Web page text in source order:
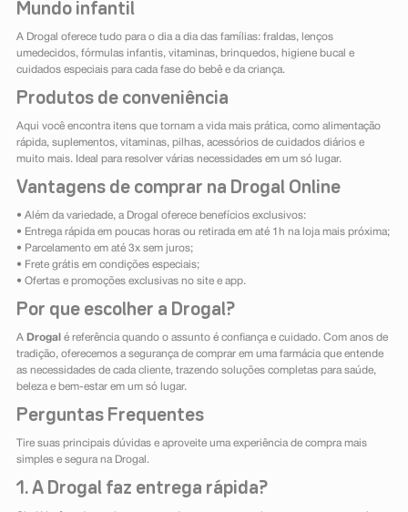
Mundo infantil
A Drogal oferece tudo para o dia a dia das famílias: fraldas, lenços
umedecidos, fórmulas infantis, vitaminas, brinquedos, higiene bucal e
cuidados especiais para cada fase do bebê e da criança.
Produtos de conveniência
Aqui você encontra itens que tornam a vida mais prática, como alimentação
rápida, suplementos, vitaminas, pilhas, acessórios de cuidados diários e
muito mais. Ideal para resolver várias necessidades em um só lugar.
Vantagens de comprar na Drogal Online
• Além da variedade, a Drogal oferece benefícios exclusivos:
• Entrega rápida em poucas horas ou retirada em até 1h na loja mais próxima;
• Parcelamento em até 3x sem juros;
• Frete grátis em condições especiais;
• Ofertas e promoções exclusivas no site e app.
Por que escolher a Drogal?
A Drogal é referência quando o assunto é confiança e cuidado. Com anos de
tradição, oferecemos a segurança de comprar em uma farmácia que entende
as necessidades de cada cliente, trazendo soluções completas para saúde,
beleza e bem-estar em um só lugar.
Perguntas Frequentes
Tire suas principais dúvidas e aproveite uma experiência de compra mais
simples e segura na Drogal.
1. A Drogal faz entrega rápida?